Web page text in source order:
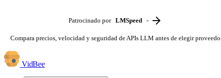
Patrocinado por LMSpeed -
Compara precios, velocidad y seguridad de APIs LLM antes de elegir
VidBee